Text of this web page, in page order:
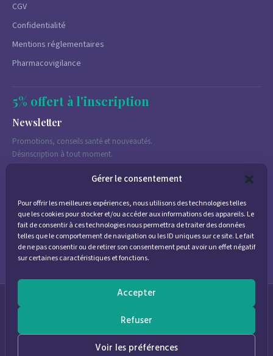
Gérer le consentement
Pour offrir les meilleures expériences, nous utilisons des technologies telles
que les cookies pour stocker et/ou accéder aux informations des appareils. Le
fait de consentir à ces technologies nous permettra de traiter des données
telles que le comportement de navigation ou les ID uniques sur ce site. Le fait
de ne pas consentir ou de retirer son consentement peut avoir un effet négatif
sur certaines caractéristiques et fonctions.
Accepter
Refuser
Voir les préférences
CGV
Confidentialité
Mentions réglementaires
Pharmacovigilance
5% offert à l'inscription
Newsletter
Promotions, conseils santé et nouveautés.
Désinscription à tout moment.
J'accepte de recevoir des emails marketing conformément à la
politique de confidentialité
Parapharmacie Provence — Pharmacie des Bastides